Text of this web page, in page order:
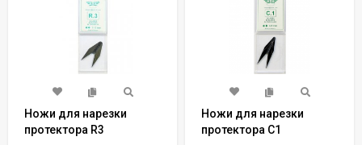
Ножи для нарезки
протектора R3
Ножи для нарезки
протектора С1